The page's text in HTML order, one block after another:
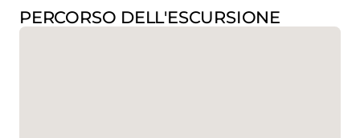
PERCORSO DELL'ESCURSIONE